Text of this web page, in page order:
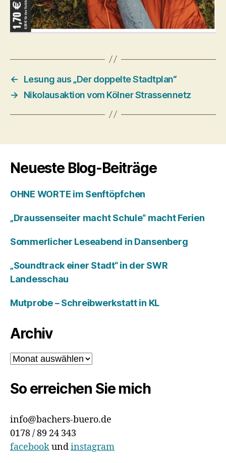
←
Lesung aus „Der doppelte Stadtplan“
→
Nikolausaktion vom Kölner Strassennetz
Neueste Blog-Beiträge
OHNE WORTE im Senftöpfchen
„Draussenseiter macht Schule“ macht Ferien
Sommerlicher Leseabend in Dansenberg
„Soundtrack einer Stadt“ in der SWR
Landesschau
Mutprobe – Schreibwerkstatt in KL
Archiv
Archiv
So erreichen Sie mich
info@bachers-buero.de
0178 / 89 24 343
facebookundinstagram